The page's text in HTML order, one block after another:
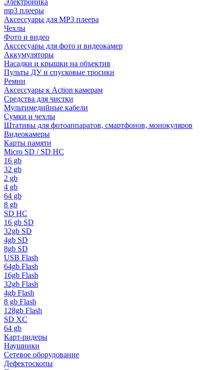
Электроника
mp3 плееры
Аксессуары для MP3 плеера
Чехлы
Фото и видео
Акссесуары для фото и видеокамер
Аккумуляторы
Насадки и крышки на объектив
Пульты ДУ и спусковые тросики
Ремни
Аксессуары к Action камерам
Средства для чистки
Мультимедийные кабели
Сумки и чехлы
Штативы для фотоаппаратов, смартфонов, монокуляров
Видеокамеры
Карты памяти
Micro SD / SD HC
16 gb
32 gb
2 gb
4 gb
64 gb
8 gb
SD HC
16 gb SD
32gb SD
4gb SD
8gb SD
USB Flash
64gb Flash
16gb Flash
32gb Flash
4gb Flash
8 gb Flash
128gb Flash
SD XC
64 gb
Карт-ридеры
Наушники
Сетевое оборудование
Дефектоскопы